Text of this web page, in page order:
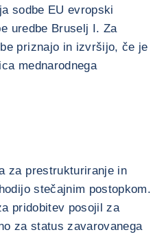
sodbe EU evropski
uredbe Bruselj I. Za
priznajo in izvršijo, če je
mednarodnega
za prestrukturiranje in
stečajnim postopkom.
pridobitev posojil za
za status zavarovanega